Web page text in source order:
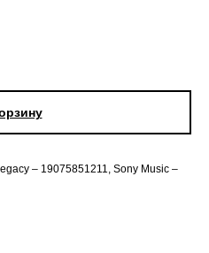
– 19075851211, Sony Music –